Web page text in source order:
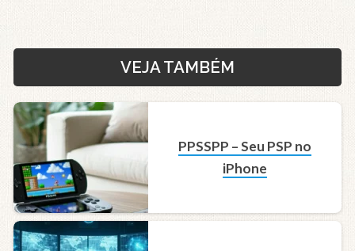
VEJA TAMBÉM
PPSSPP – Seu PSP no
iPhone